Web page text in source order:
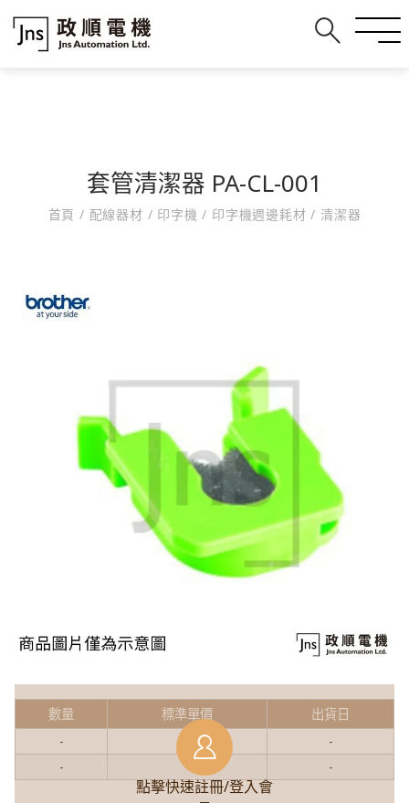
套管清潔器 PA-CL-001
首頁 / 配線器材 / 印字機/ 印字機週邊耗材/ 清潔器
點擊快速註冊/登入會
數量 標準單價
出貨日
-
-
-
- -